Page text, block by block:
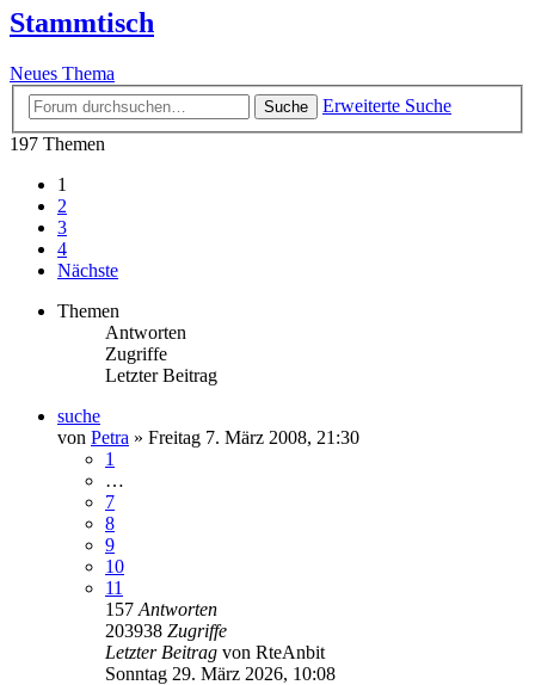
Stammtisch
Neues Thema
Suche
Erweiterte Suche
197 Themen
1
2
3
4
Nächste
Themen
Antworten
Zugriffe
Letzter Beitrag
suche
von Petra » Freitag 7. März 2008, 21:30
1
…
7
8
9
10
11
157 Antworten
203938 Zugriffe
Letzter Beitrag von RteAnbit
Sonntag 29. März 2026, 10:08